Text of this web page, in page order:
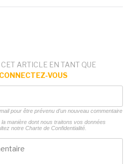
ARTICLE EN TANT QUE
CONNECTEZ-VOUS
pour être prévenu d'un nouveau commentaire
manière dont nous traitons vos données
notre Charte de Confidentialité.